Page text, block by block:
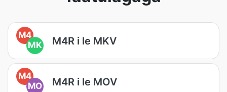
M4
MK
M4R i le MKV
M4
MO
M4R i le MOV